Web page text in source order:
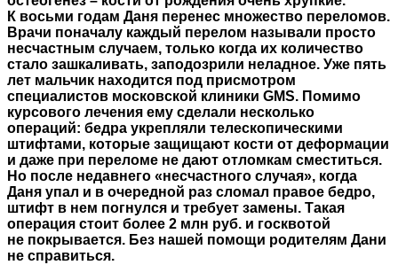
К восьми годам Даня перенес множество переломов.
Врачи поначалу каждый перелом называли просто
несчастным случаем, только когда их количество
стало зашкаливать, заподозрили неладное. Уже пять
лет мальчик находится под присмотром
специалистов московской клиники GMS. Помимо
курсового лечения ему сделали несколько
операций: бедра укрепляли телескопическими
штифтами, которые защищают кости от деформации
и даже при переломе не дают отломкам сместиться.
Но после недавнего «несчастного случая», когда
Даня упал и в очередной раз сломал правое бедро,
штифт в нем погнулся и требует замены. Такая
операция стоит более 2 млн руб. и госквотой
не покрывается. Без нашей помощи родителям Дани
не справиться.